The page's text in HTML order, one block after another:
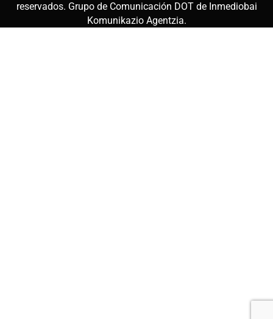
reservados. Grupo de Comunicación DOT de Inmediobai
Komunikazio Agentzia.